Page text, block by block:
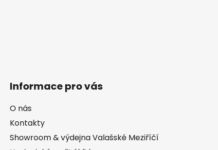
Informace pro vás
O nás
Kontakty
Showroom & výdejna Valašské Meziříčí